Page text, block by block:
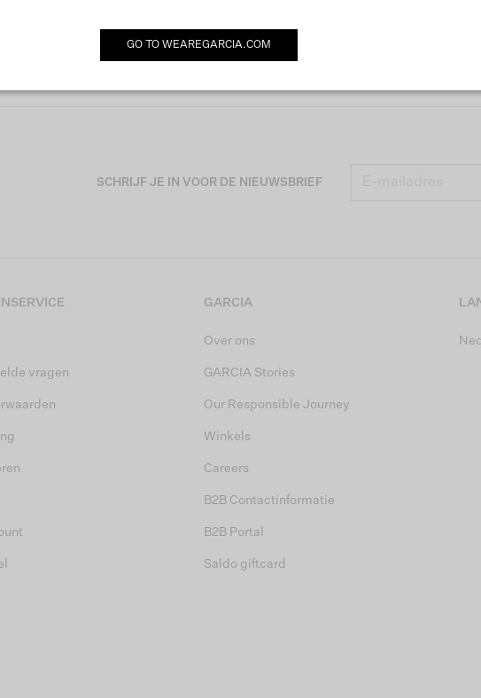
SCHRIJF JE IN VOOR DE NIEUWSBRIEF
vragen
GARCIA
Over ons
GARCIA Stories
Our Responsible Journey
Winkels
Careers
B2B Contactinformatie
B2B Portal
Saldo giftcard
GO TO WEAREGARCIA.COM